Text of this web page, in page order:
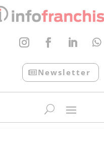
Newsletter